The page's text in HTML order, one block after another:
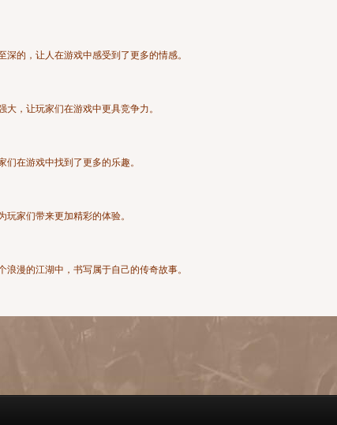
的，让人在游戏中感受到了更多的情感。
，让玩家们在游戏中更具竞争力。
在游戏中找到了更多的乐趣。
家们带来更加精彩的体验。
漫的江湖中，书写属于自己的传奇故事。